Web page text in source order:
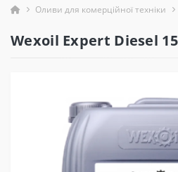
Оливи для комерційної техніки
Wexoil Expert Diesel